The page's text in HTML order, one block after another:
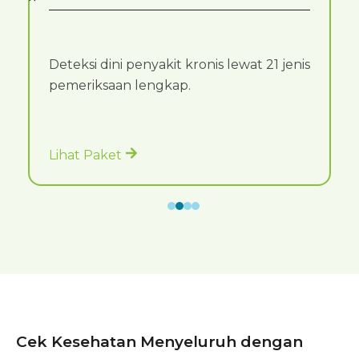
Deteksi dini penyakit kronis lewat 21 jenis
pemeriksaan lengkap.
Lihat Paket
Cek Kesehatan Menyeluruh dengan